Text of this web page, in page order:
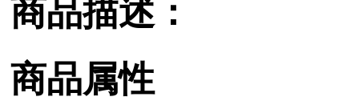
商品描述：
商品属性